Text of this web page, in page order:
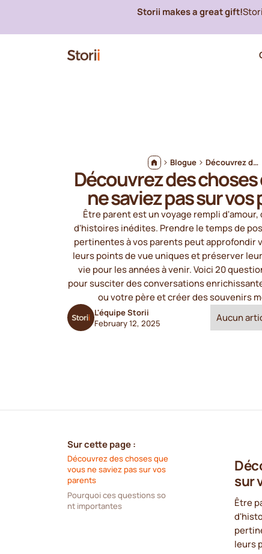
Storii makes a great gift!
Blogue Découvrez des choses que vous ne saviez pas sur vos parents
Découvrez des
ne saviez pas sur
Être parent est un voyage rempli
d'histoires inédites. Prendre le temps de
pertinentes à vos parents peut approfondir
leurs points de vue uniques et préserver
vie pour les années à venir. Voici 20
pour susciter des conversations
ou votre père et créer des souvenirs
L'équipe Storii
February 12, 2025
Aucun
Sur cette page :
Découvrez des choses que
vous ne saviez pas sur vos
parents
Pourquoi ces questions so
nt importantes
sur
Être
leurs